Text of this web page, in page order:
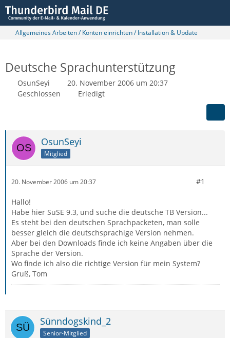
Allgemeines Arbeiten / Konten einrichten / Installation & Update
Deutsche Sprachunterstützung
OsunSeyi
20. November 2006 um 20:37
Geschlossen
Erledigt
OsunSeyi
Mitglied
20. November 2006 um 20:37 #1
Hallo!
Habe hier SuSE 9.3, und suche die deutsche TB Version...
Es steht bei den deutschen Sprachpacketen, man solle
besser gleich die deutschsprachige Version nehmen.
Aber bei den Downloads finde ich keine Angaben über die
Sprache der Version.
Wo finde ich also die richtige Version für mein System?
Gruß, Tom
Sünndogskind_2
Senior-Mitglied